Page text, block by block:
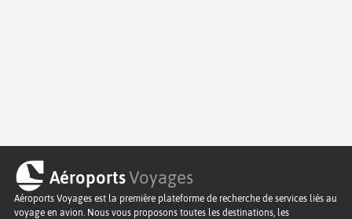
AéroportsVoyages
Aéroports Voyages est la première plateforme de recherche de services liés au
voyage en avion. Nous vous proposons toutes les destinations, les